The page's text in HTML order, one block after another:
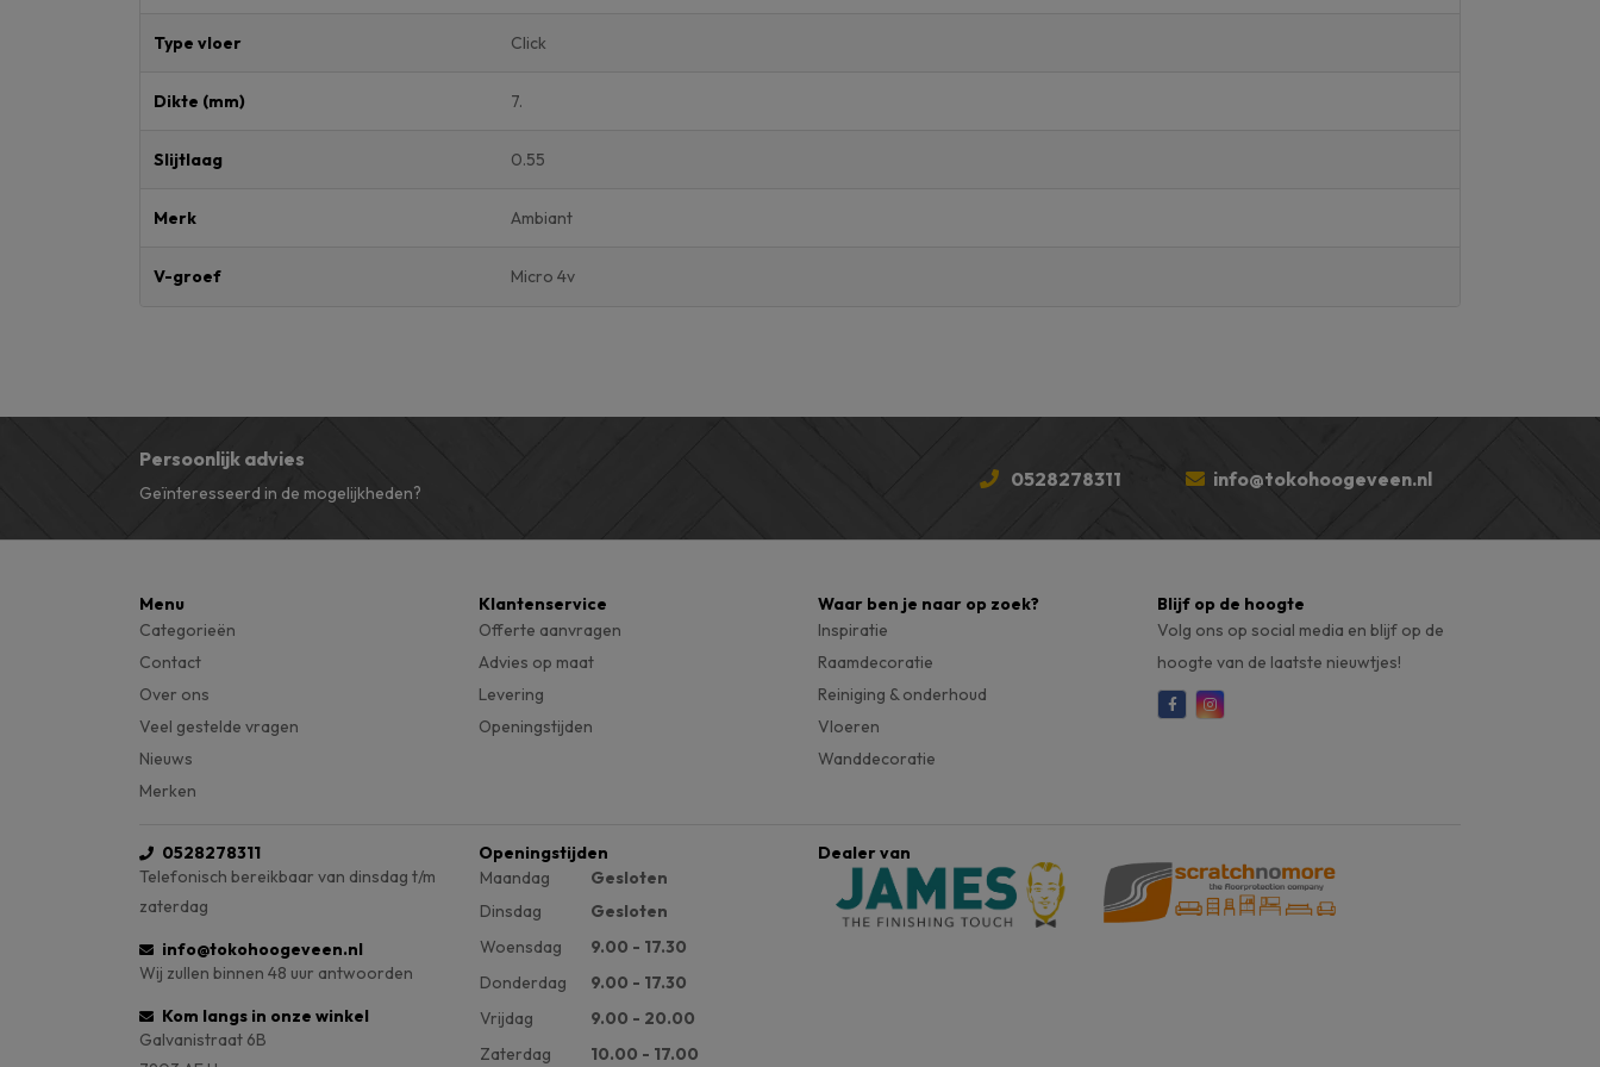
Type vloer Click
Dikte (mm) 7.
Slijtlaag 0.55
Merk Ambiant
V-groef Micro 4v
Persoonlijk advies
Geïnteresseerd in de mogelijkheden?
0528278311 info@tokohoogeveen.nl
Menu
Categorieën
Contact
Over ons
Veel gestelde vragen
Nieuws
Merken
Klantenservice
Offerte aanvragen
Advies op maat
Levering
Openingstijden
Waar ben je naar op zoek?
Inspiratie
Raamdecoratie
Reiniging & onderhoud
Vloeren
Wanddecoratie
Blijf op de hoogte
Volg ons op social media en blijf op de
hoogte van de laatste nieuwtjes!
0528278311
Telefonisch bereikbaar van dinsdag t/m
zaterdag
info@tokohoogeveen.nl
Wij zullen binnen 48 uur antwoorden
Kom langs in onze winkel
Galvanistraat 6B
Openingstijden
Maandag
Gesloten
Dinsdag
Gesloten
Woensdag
9.00 - 17.30
Donderdag
9.00 - 17.30
Vrijdag
9.00 - 20.00
Zaterdag
10.00 - 17.00
Dealer van